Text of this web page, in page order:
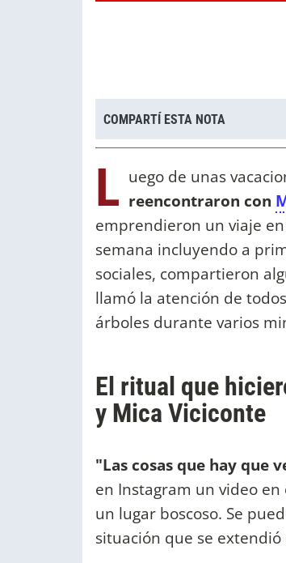
COMPARTÍ ESTA NOTA
L uego de unas
reencontraron con
emprendieron un viaje
semana incluyendo a
sociales, compartieron
llamó la atención de
árboles durante varios
El ritual que
y Mica Viciconte
"Las cosas que hay que
en Instagram un video
un lugar boscoso. Se
situación que se